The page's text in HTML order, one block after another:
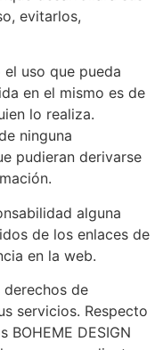
evitarlos,
uso que pueda
en el mismo es de
lo realiza.
ninguna
pudieran derivarse
alguna
de los enlaces de
en la web.
derechos de
servicios. Respecto
DESIGN